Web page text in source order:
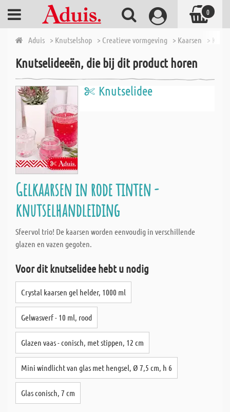
Aduis > Knutselshop > Creatieve vormgeving > Kaarsen >
Knutselideeën, die bij dit product horen
Knutselidee
Gelkaarsen in rode tinten -
knutselhandleiding
Sfeervol trio! De kaarsen worden eenvoudig in verschillende
glazen en vazen gegoten.
Voor dit knutselidee hebt u nodig
Crystal kaarsen gel helder, 1000 ml
Gelwasverf - 10 ml, rood
Glazen vaas - conisch, met stippen, 12 cm
Mini windlicht van glas met hengsel, Ø 7,5 cm, h 6
Glas conisch, 7 cm
0